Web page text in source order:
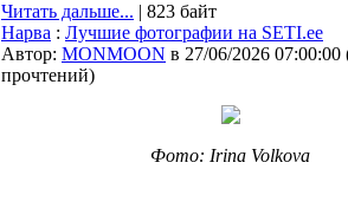
Читать дальше... | 823 байт
Нарва : Лучшие фотографии на SETI.ee
Автор: MONMOON в 27/06/2026 07:00:00
прочтений)
Фото: Irina Volkova